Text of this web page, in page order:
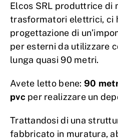
Elcos SRL produttrice di
trasformatori elettrici, ci
progettazione di
per esterni da utilizzare
lunga quasi 90 metri.
Avete letto bene: 90
pvc per realizzare un
Trattandosi di una
fabbricato in muratura,